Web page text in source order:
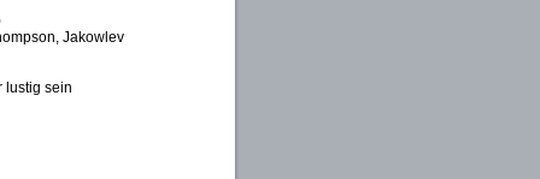
Jakowlev
lustig sein